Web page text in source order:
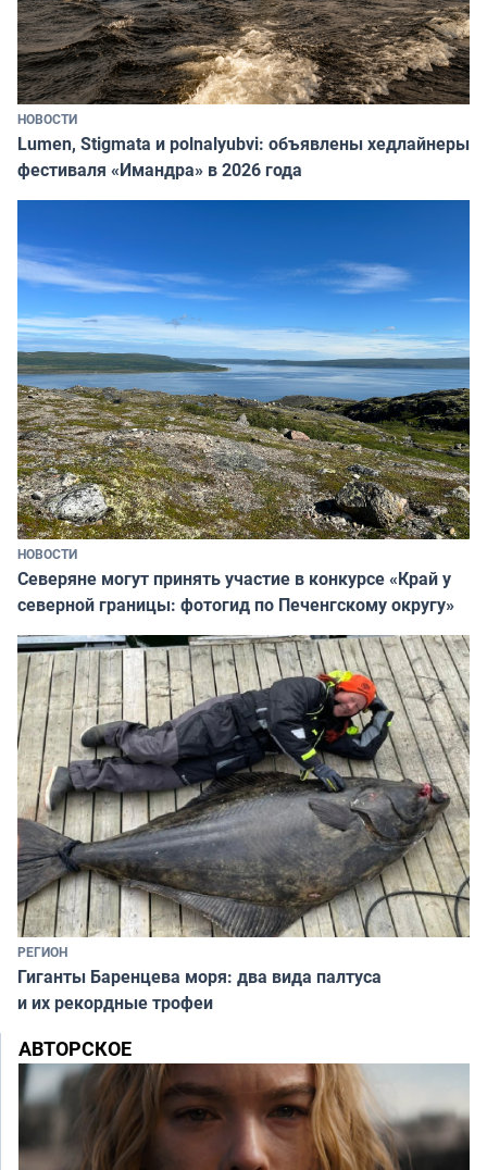
НОВОСТИ
Lumen, Stigmata и polnalyubvi: объявлены хедлайнеры
фестиваля «Имандра» в 2026 года
НОВОСТИ
Северяне могут принять участие в конкурсе «Край у
северной границы: фотогид по Печенгскому округу»
РЕГИОН
Гиганты Баренцева моря: два вида палтуса
и их рекордные трофеи
АВТОРСКОЕ